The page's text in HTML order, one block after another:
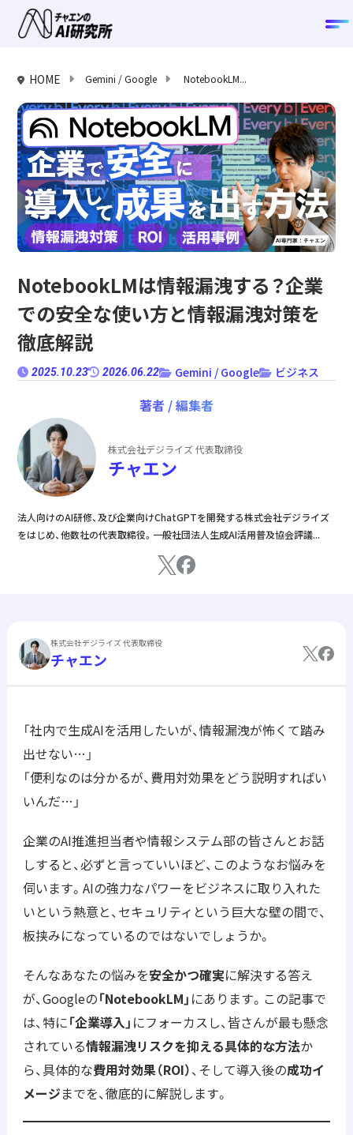
カテゴリ
ビジネス
ChatGPT / OpenAI
Claude / Anthropic
Copilot / Microsoft
Gemini / Google
Perplexity
画像生成AI
動画生成AI
資料生成AI
AI開発・バイブコーディング
その他
HOME Gemini / Google NotebookLM...
著者 / 編集者
株式会社デジライズ 代表取締役
チャエン
法⼈向けのAI研修、及び企業向けChatGPTを開発する株式会社デジライズ
をはじめ、他数社の代表取締役。一般社団法人生成AI活用普及協会評議...
NotebookLMは情報漏洩する？企業
での安全な使い方と情報漏洩対策を
徹底解説
2025.10.23 2026.06.22 Gemini / Google ビジネス
株式会社デジライズ 代表取締役
チャエン
「社内で生成AIを活用したいが、情報漏洩が怖くて踏み
出せない…」
「便利なのは分かるが、費用対効果をどう説明すればい
いんだ…」
企業のAI推進担当者や情報システム部の皆さんとお話
しすると、必ずと言っていいほど、このようなお悩みを
伺います。AIの強力なパワーをビジネスに取り入れた
いという熱意と、セキュリティという巨大な壁の間で、
板挟みになっているのではないでしょうか。
そんなあなたの悩みを安全かつ確実に解決する答え
が、Googleの「NotebookLM」 にあります。この記事で
は、特に「企業導入」 にフォーカスし、皆さんが最も懸念
されている情報漏洩リスクを抑える具体的な方法か
ら、具体的な費用対効果（ROI）、そして導入後の成功イ
メージまでを、徹底的に解説します。